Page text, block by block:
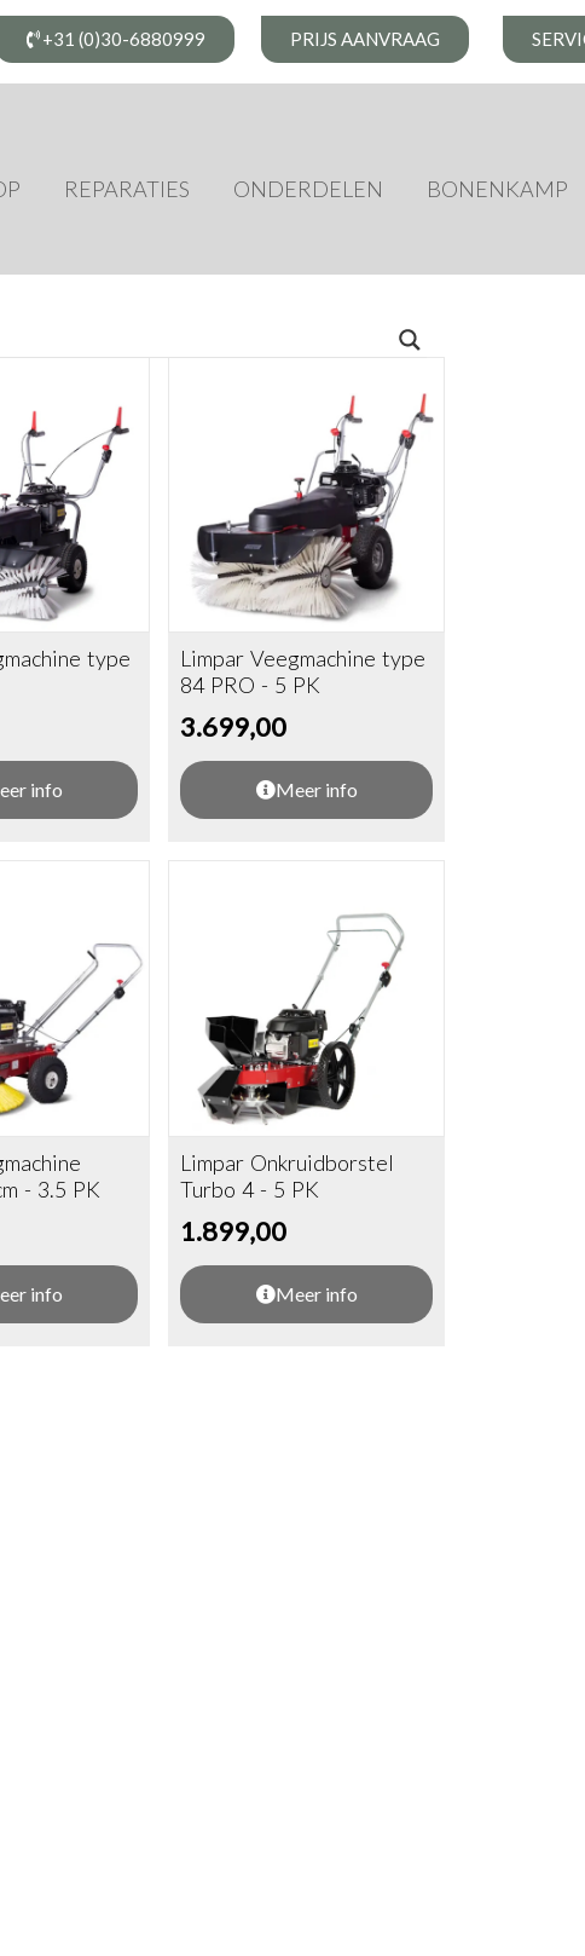
+31 (0)30-6880999 PRIJS AANVRAAG
REPARATIES ONDERDELEN BONENKAMP
type
info
Limpar Veegmachine type
84 PRO - 5 PK
3.699,00
Meer info
- 3.5 PK
info
Limpar Onkruidborstel
Turbo 4 - 5 PK
1.899,00
Meer info